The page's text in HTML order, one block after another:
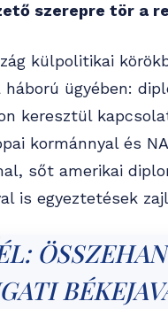
szerepre tör a
külpolitikai
ügyében:
keresztül
kormánnyal és
sőt amerikai
is egyeztetések